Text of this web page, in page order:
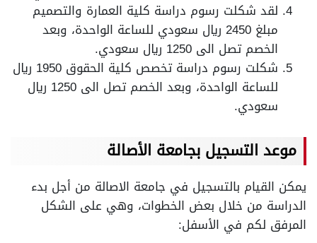
لقد شكلت رسوم دراسة كلية العمارة والتصميم
مبلغ 2450 ريال سعودي للساعة الواحدة، وبعد
الخصم تصل الى 1250 ريال سعودي.
شكلت رسوم دراسة تخصص كلية الحقوق 1950 ريال
للساعة الواحدة، وبعد الخصم تصل الى 1250 ريال
سعودي.
موعد التسجيل بجامعة الأصالة
يمكن القيام بالتسجيل في جامعة الاصالة من أجل بدء
الدراسة من خلال بعض الخطوات، وهي على الشكل
المرفق لكم في الأسفل: